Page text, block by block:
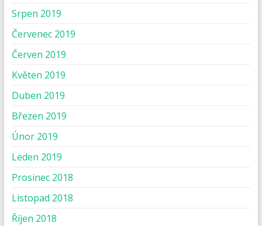
Srpen 2019
Červenec 2019
Červen 2019
Květen 2019
Duben 2019
Březen 2019
Únor 2019
Leden 2019
Prosinec 2018
Listopad 2018
Říjen 2018